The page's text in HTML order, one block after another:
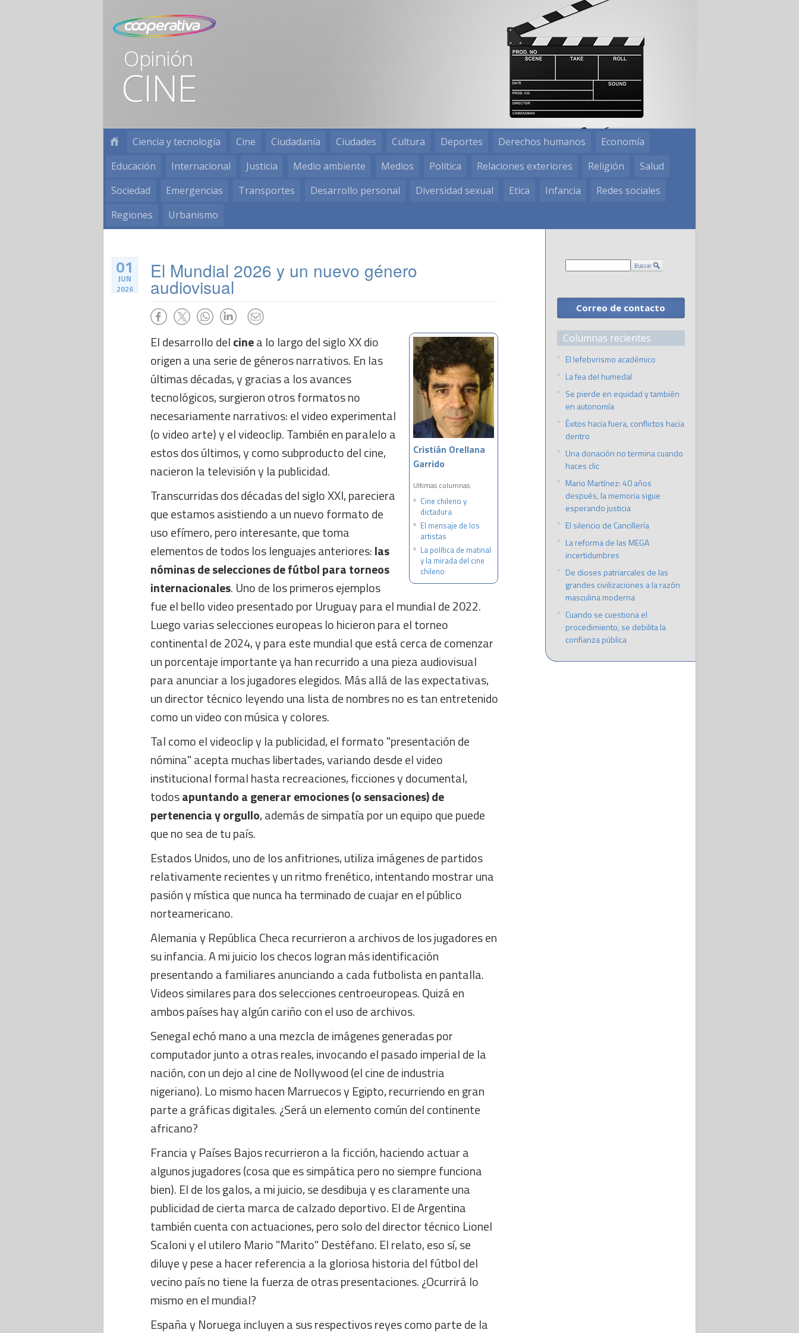
Ciencia y tecnología Cine Ciudadanía Ciudades Cultura Deportes Derechos humanos
Economía
Educación
Internacional Justicia Medio ambiente Medios Política Relaciones exteriores Religión
Salud
Sociedad
Emergencias Transportes Desarrollo personal Diversidad sexual Etica Infancia
Redes sociales
Regiones
Urbanismo
01
JUN
2026
El Mundial 2026 y un nuevo género
audiovisual
Cristián Orellana
Garrido
Ultimas columnas:
Cine chileno y
dictadura
El mensaje de los
artistas
La política de matinal
y la mirada del cine
chileno
El desarrollo delcinea lo largo del siglo XX dio
origen a una serie de géneros narrativos. En las
últimas décadas, y gracias a los avances
tecnológicos, surgieron otros formatos no
necesariamente narrativos: el video experimental
(o video arte) y el videoclip. También en paralelo a
estos dos últimos, y como subproducto del cine,
nacieron la televisión y la publicidad.
Transcurridas dos décadas del siglo XXI, pareciera
que estamos asistiendo a un nuevo formato de
uso efímero, pero interesante, que toma
elementos de todos los lenguajes anteriores:las
nóminas de selecciones de fútbol para torneos
internacionales. Uno de los primeros ejemplos
fue el bello video presentado por Uruguay para el mundial de 2022.
Luego varias selecciones europeas lo hicieron para el torneo
continental de 2024, y para este mundial que está cerca de comenzar
un porcentaje importante ya han recurrido a una pieza audiovisual
para anunciar a los jugadores elegidos. Más allá de las expectativas,
un director técnico leyendo una lista de nombres no es tan entretenido
como un video con música y colores.
Tal como el videoclip y la publicidad, el formato "presentación de
nómina" acepta muchas libertades, variando desde el video
institucional formal hasta recreaciones, ficciones y documental,
todosapuntando a generar emociones (o sensaciones) de
pertenencia y orgullo, además de simpatía por un equipo que puede
que no sea de tu país.
Estados Unidos, uno de los anfitriones, utiliza imágenes de partidos
relativamente recientes y un ritmo frenético, intentando mostrar una
pasión y mística que nunca ha terminado de cuajar en el público
norteamericano.
Alemania y República Checa recurrieron a archivos de los jugadores en
su infancia. A mi juicio los checos logran más identificación
presentando a familiares anunciando a cada futbolista en pantalla.
Videos similares para dos selecciones centroeuropeas. Quizá en
ambos países hay algún cariño con el uso de archivos.
Senegal echó mano a una mezcla de imágenes generadas por
computador junto a otras reales, invocando el pasado imperial de la
nación, con un dejo al cine de Nollywood (el cine de industria
nigeriano). Lo mismo hacen Marruecos y Egipto, recurriendo en gran
parte a gráficas digitales. ¿Será un elemento común del continente
africano?
Francia y Países Bajos recurrieron a la ficción, haciendo actuar a
algunos jugadores (cosa que es simpática pero no siempre funciona
bien). El de los galos, a mi juicio, se desdibuja y es claramente una
publicidad de cierta marca de calzado deportivo. El de Argentina
también cuenta con actuaciones, pero solo del director técnico Lionel
Scaloni y el utilero Mario "Marito" Destéfano. El relato, eso sí, se
diluye y pese a hacer referencia a la gloriosa historia del fútbol del
vecino país no tiene la fuerza de otras presentaciones. ¿Ocurrirá lo
mismo en el mundial?
España y Noruega incluyen a sus respectivos reyes como parte de la
Correo de contacto
Columnas recientes
El lefebvrismo académico
La fea del humedal
Se pierde en equidad y también
en autonomía
Éxitos hacia fuera, conflictos hacia
dentro
Una donación no termina cuando
haces clic
Mario Martínez: 40 años
después, la memoria sigue
esperando justicia
El silencio de Cancillería
La reforma de las MEGA
incertidumbres
De dioses patriarcales de las
grandes civilizaciones a la razón
masculina moderna
Cuando se cuestiona el
procedimiento, se debilita la
confianza pública